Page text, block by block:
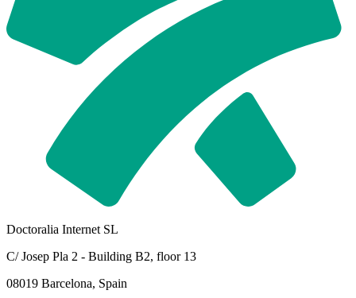
Doctoralia Internet SL
C/ Josep Pla 2 - Building B2, floor 13
08019 Barcelona, Spain